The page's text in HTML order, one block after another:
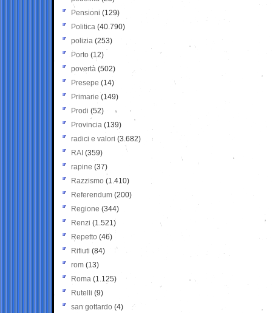
Pensioni (129)
Politica (40.790)
polizia (253)
Porto (12)
povertà (502)
Presepe (14)
Primarie (149)
Prodi (52)
Provincia (139)
radici e valori (3.682)
RAI (359)
rapine (37)
Razzismo (1.410)
Referendum (200)
Regione (344)
Renzi (1.521)
Repetto (46)
Rifiuti (84)
rom (13)
Roma (1.125)
Rutelli (9)
san gottardo (4)